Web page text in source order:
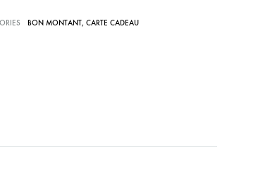
BON MONTANT, CARTE CADEAU